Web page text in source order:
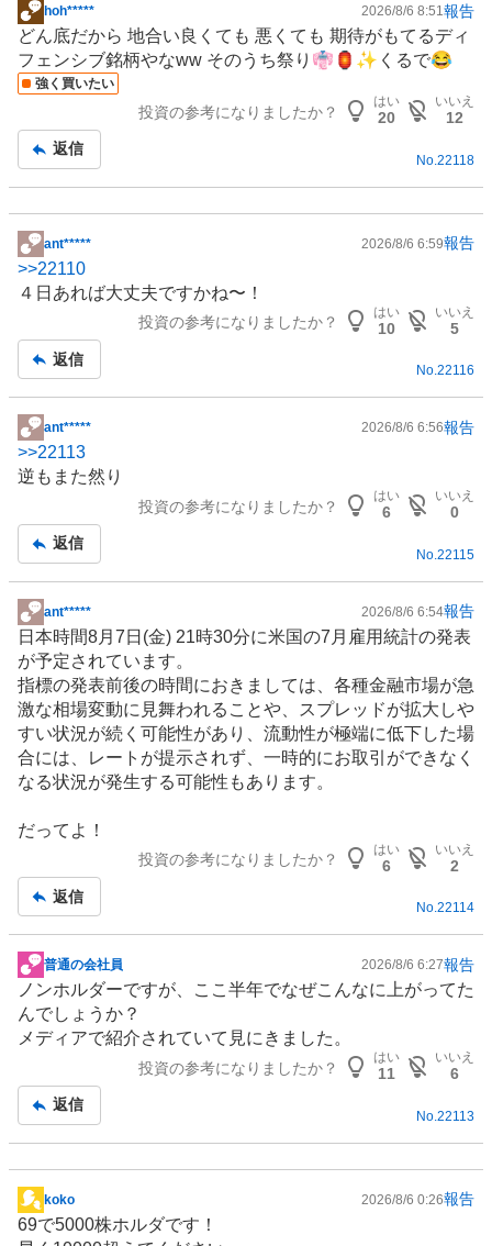
掲
示
板
記
hoh***** 2026/8/6 8:51報告
どん底だから 地合い良くても 悪くても 期待がもてるディ
フェンシブ銘柄やなww そのうち祭り👘🏮✨くるで😂
強く買いたい
投資の参考になりましたか？
はい
20
いいえ
12
返信
No. 22118
掲
示
板
ant***** 2026/8/6 6:59報告
>>22110
４日あれば大丈夫ですかね〜！
投資の参考になりましたか？
はい
10
いいえ
5
返信
No.22116
掲
示
板
ant***** 2026/8/6 6:56報告
>>22113
逆もまた然り
投資の参考になりましたか？
はい
6
いいえ
0
返信
No. 22115
掲
示
板
記
事
ant***** 2026/8/6 6:54報告
日本時間8月7日(金) 21時30分に米国の7月雇用統計の発表
が予定されています。
指標の発表前後の時間におきましては、各種金融市場が急
激な相場変動に見舞われることや、スプレッドが拡大しや
すい状況が続く可能性があり、流動性が極端に低下した場
合には、レートが提示されず、一時的にお取引ができなく
なる状況が発生する可能性もあります。
だってよ！
投資の参考になりましたか？
はい
6
いいえ
2
返信
No.22114
掲
示
板
記
普通の会社員 2026/8/6 6:27報告
ノンホルダーですが、ここ半年でなぜこんなに上がってた
んでしょうか？
メディアで紹介されていて見にきました。
投資の参考になりましたか？
はい
11
いいえ
6
返信
No. 22113
掲
示
koko 2026/8/6 0:26報告
69で5000株ホルダです！